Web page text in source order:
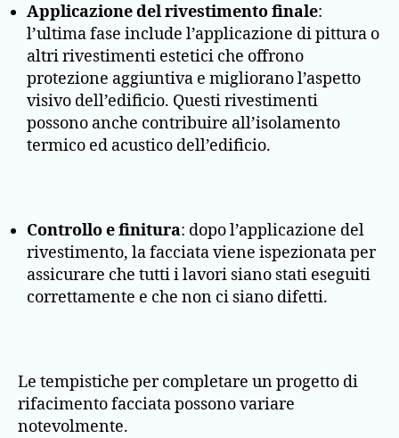
Applicazione del rivestimento finale:
l’ultima fase include l’applicazione di pittura o
altri rivestimenti estetici che offrono
protezione aggiuntiva e migliorano l’aspetto
visivo dell’edificio. Questi rivestimenti
possono anche contribuire all’isolamento
termico ed acustico dell’edificio.
Controllo e finitura: dopo l’applicazione del
rivestimento, la facciata viene ispezionata per
assicurare che tutti i lavori siano stati eseguiti
correttamente e che non ci siano difetti.
Le tempistiche per completare un progetto di
rifacimento facciata possono variare
notevolmente.